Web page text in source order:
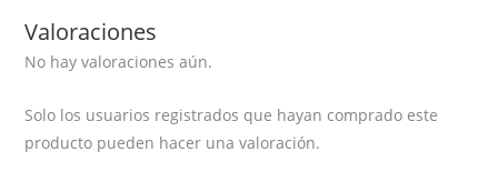
Valoraciones
No hay valoraciones aún.
Solo los usuarios registrados que hayan comprado este
producto pueden hacer una valoración.